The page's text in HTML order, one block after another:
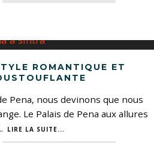
ROMANTIQUE ET
Pena, nous devinons que nous
Le Palais de Pena aux allures
LIRE LA SUITE...